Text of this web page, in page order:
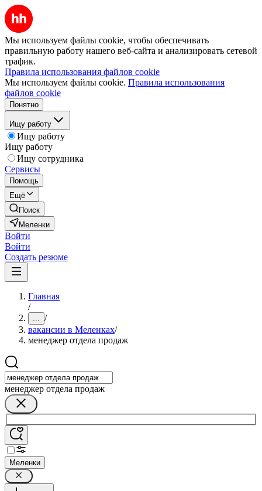
Мы используем файлы cookie, чтобы обеспечивать
правильную работу нашего веб-сайта и анализировать сетевой
трафик.
Правила использования файлов cookie
Мы используем файлы cookie. Правила использования
файлов cookie
Понятно
Ищу работу
Ищу работу
Ищу работу
Ищу сотрудника
Сервисы
Помощь
Ещё
Поиск
Меленки
Войти
Войти
Создать резюме
Главная
/
... /
вакансии в Меленках/
менеджер отдела продаж
менеджер отдела продаж
Меленки